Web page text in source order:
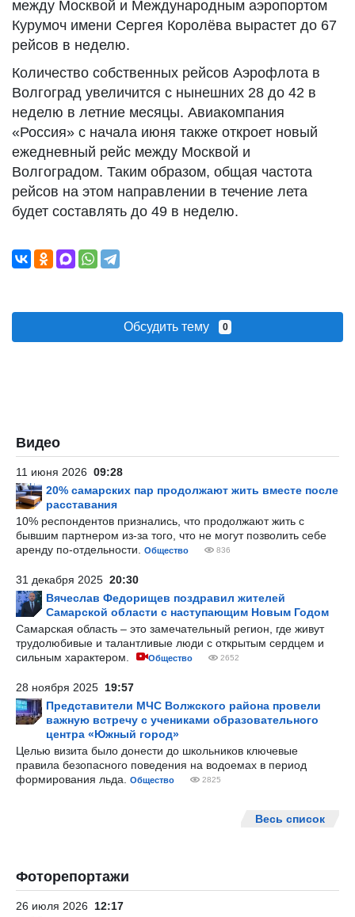
между Москвой и Международным аэропортом
Курумоч имени Сергея Королёва вырастет до 67
рейсов в неделю.
Количество собственных рейсов Аэрофлота в
Волгоград увеличится с нынешних 28 до 42 в
неделю в летние месяцы. Авиакомпания
«Россия» с начала июня также откроет новый
ежедневный рейс между Москвой и
Волгоградом. Таким образом, общая частота
рейсов на этом направлении в течение лета
будет составлять до 49 в неделю.
Обсудить тему 0
Видео
11 июня 2026 09:28
20% самарских пар продолжают жить вместе после
расставания
10% респондентов признались, что продолжают жить с
бывшим партнером из-за того, что не могут позволить себе
аренду по-отдельности.
Общество 836
31 декабря 2025 20:30
Вячеслав Федорищев поздравил жителей
Самарской области с наступающим Новым Годом
Самарская область – это замечательный регион, где живут
трудолюбивые и талантливые люди с открытым сердцем и
сильным характером.
Общество 2652
28 ноября 2025 19:57
Представители МЧС Волжского района провели
важную встречу с учениками образовательного
центра «Южный город»
Целью визита было донести до школьников ключевые
правила безопасного поведения на водоемах в период
формирования льда.
Общество 2825
Весь список
Фоторепортажи
26 июля 2026 12:17